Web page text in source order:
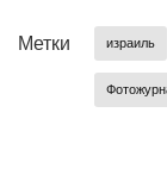
Метки израиль